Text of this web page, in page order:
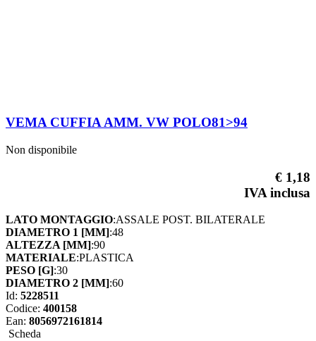
VEMA CUFFIA AMM. VW POLO81>94
Non disponibile
€ 1,18
IVA inclusa
LATO MONTAGGIO:ASSALE POST. BILATERALE
DIAMETRO 1 [MM]:48
ALTEZZA [MM]:90
MATERIALE:PLASTICA
PESO [G]:30
DIAMETRO 2 [MM]:60
Id: 5228511
Codice: 400158
Ean: 8056972161814
Scheda